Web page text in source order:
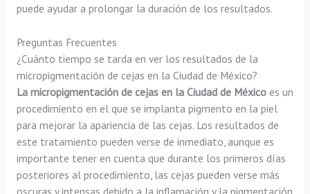
puede ayudar a prolongar la duración de los resultados.
Preguntas Frecuentes
¿Cuánto tiempo se tarda en ver los resultados de la
micropigmentación de cejas en la Ciudad de México?
La micropigmentación de cejas en la Ciudad de Méxicoes un
procedimiento en el que se implanta pigmento en la piel
para mejorar la apariencia de las cejas. Los resultados de
este tratamiento pueden verse de inmediato, aunque es
importante tener en cuenta que durante los primeros días
posteriores al procedimiento, las cejas pueden verse más
oscuras y intensas debido a la inflamación y la pigmentación